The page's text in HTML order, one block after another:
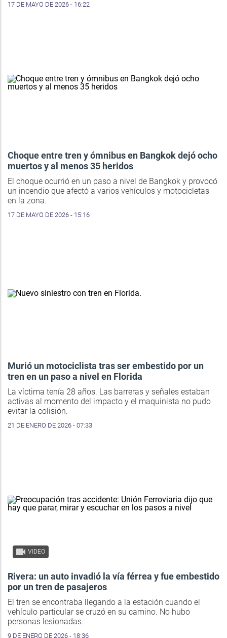
17 DE MAYO DE 2026 - 16:22
Choque entre tren y ómnibus en Bangkok dejó ocho
muertos y al menos 35 heridos
El choque ocurrió en un paso a nivel de Bangkok y provocó
un incendio que afectó a varios vehículos y motocicletas
en la zona.
17 DE MAYO DE 2026 - 15:16
Murió un motociclista tras ser embestido por un
tren en un paso a nivel en Florida
La víctima tenía 28 años. Las barreras y señales estaban
activas al momento del impacto y el maquinista no pudo
evitar la colisión.
21 DE ENERO DE 2026 - 07:33
VIDEO
Rivera: un auto invadió la vía férrea y fue embestido
por un tren de pasajeros
El tren se encontraba llegando a la estación cuando el
vehículo particular se cruzó en su camino. No hubo
personas lesionadas.
9 DE ENERO DE 2026 - 18:36